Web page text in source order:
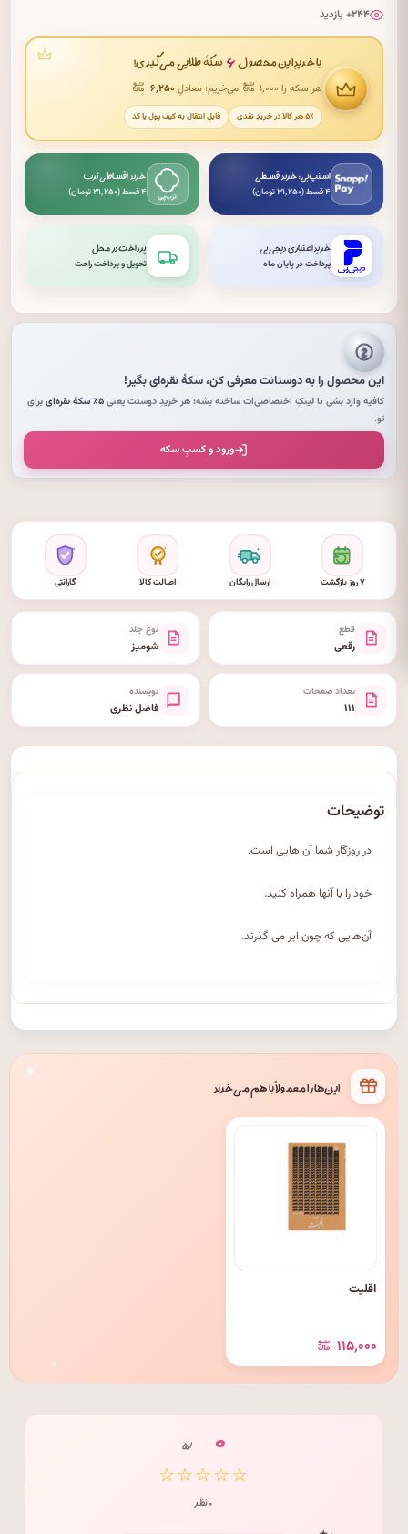
۲۴۴+ بازدید
با خریدِ این محصول ۶ سکهٔ طلایی می‌گیری!
هر سکه را ۱٬۰۰۰ می‌خریم؛ معادلِ۶٬۲۵۰
۵٪ هر کالا در خریدِ نقدی قابلِ انتقال به کیف پول یا کد
اسنپ‌پی: خرید قسطی
۴ قسط (۳۱٬۲۵۰ تومان)
خرید اقساطی ترب
۴ قسط (۳۱٬۲۵۰ تومان)
خرید اعتباری دیجی‌پی
پرداخت در پایان ماه
پرداخت در محل
تحویل و پرداخت راحت
این محصول را به دوستانت معرفی کن،سکهٔ نقره‌ایبگیر!
کافیه وارد بشی تا لینکِ اختصاصی‌ات ساخته بشه؛ هر خریدِ دوستت یعنی۵٪ سکهٔ نقره‌ای
برای
تو.
ورود و کسبِ سکه
۷ روز بازگشت ارسال رایگان اصالت کالا گارانتی
قطع
رقعی
نوع جلد
شومیز
تعداد صفحات
۱۱۱
نویسنده
فاضل نظری
توضیحات
در روزگار شما آن هایی است.
خود را با آنها همراه کنید.
آن‌هایی که چون ابر می گذرند.
این‌ها را معمولاً با هم می‌خرند
اقلیت
۱۱۵٬۰۰۰
۰ / ۵
☆☆☆☆☆
۰ نظر